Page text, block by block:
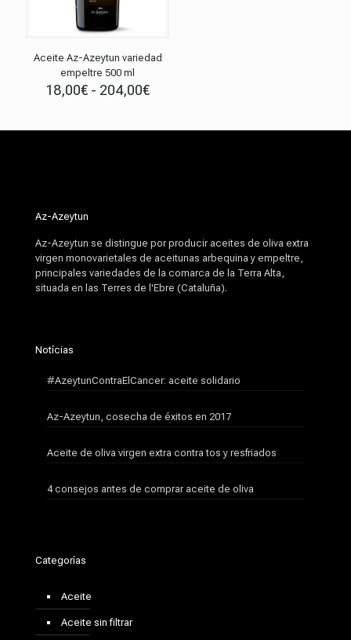
Aceite Az-Azeytun variedad
empeltre 500 ml
18,00€ - 204,00€Rango
desde
Az-Azeytun
Az-Azeytun se distingue por producir aceites de oliva extra
virgen monovarietales de aceitunas arbequina y empeltre,
principales variedades de la comarca de la Terra Alta,
situada en las Terres de l'Ebre (Cataluña).
Notícias
#AzeytunContraElCancer: aceite solidario
Az-Azeytun, cosecha de éxitos en 2017
Aceite de oliva virgen extra contra tos y resfriados
4 consejos antes de comprar aceite de oliva
Categorías
Aceite
Aceite sin filtrar